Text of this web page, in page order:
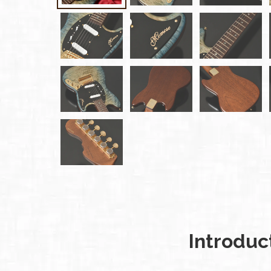
雑誌広
告
カタロ
グ・
パン
フレッ
ト
雑誌掲